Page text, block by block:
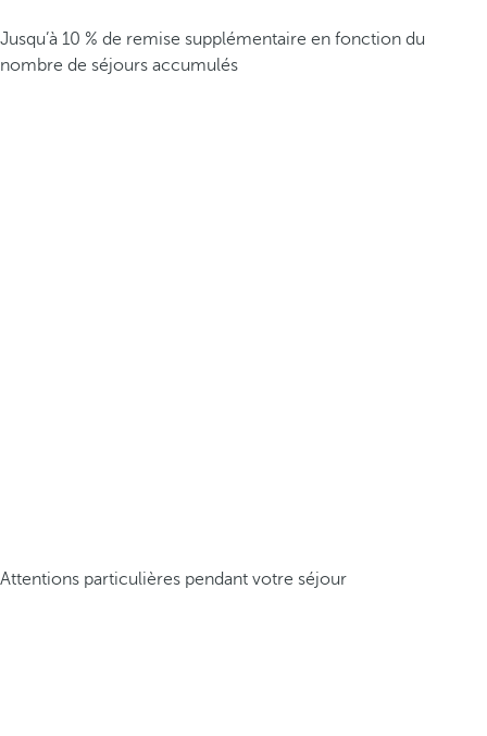
Jusqu’à 10 % de remise supplémentaire en fonction du
nombre de séjours accumulés
Attentions particulières pendant votre séjour